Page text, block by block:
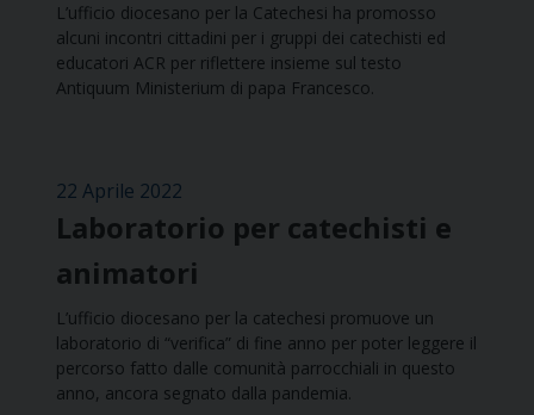
L’ufficio diocesano per la Catechesi ha promosso
alcuni incontri cittadini per i gruppi dei catechisti ed
educatori ACR per riflettere insieme sul testo
Antiquum Ministerium di papa Francesco.
22 Aprile 2022
Laboratorio per catechisti e
animatori
L’ufficio diocesano per la catechesi promuove un
laboratorio di “verifica” di fine anno per poter leggere il
percorso fatto dalle comunità parrocchiali in questo
anno, ancora segnato dalla pandemia.